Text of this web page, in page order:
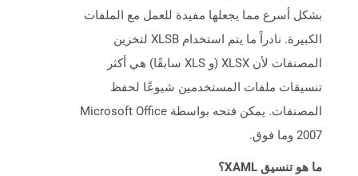
بشكل أسرع مما يجعلها مفيدة للعمل مع الملفات
الكبيرة. نادراً ما يتم استخدام XLSB لتخزين
المصنفات لأن XLSX (و XLS سابقًا) هي أكثر
تنسيقات ملفات المستخدمين شيوعًا لحفظ
المصنفات. يمكن فتحه بواسطة Microsoft Office
2007 وما فوق.
ما هو تنسيق XAML؟